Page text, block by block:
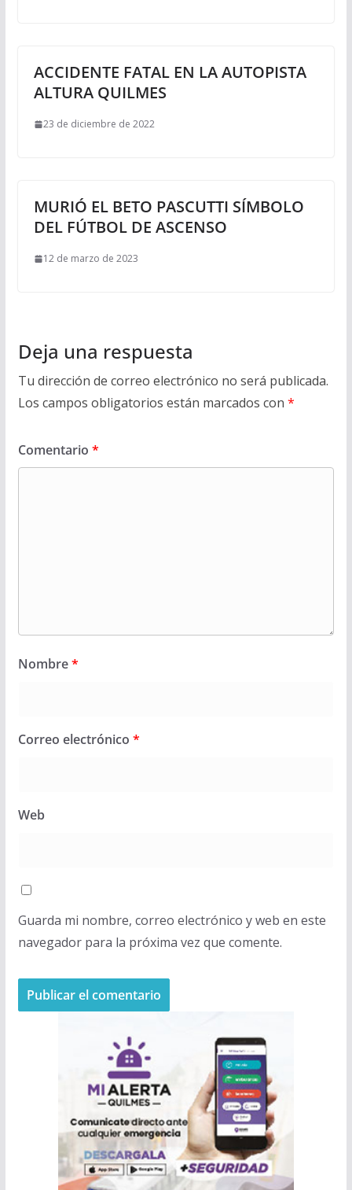
ACCIDENTE FATAL EN LA AUTOPISTA
ALTURA QUILMES
23 de diciembre de 2022
MURIÓ EL BETO PASCUTTI SÍMBOLO
DEL FÚTBOL DE ASCENSO
12 de marzo de 2023
Deja una respuesta
Tu dirección de correo electrónico no será publicada.
Los campos obligatorios están marcados con *
Comentario *
Nombre*
Correo electrónico *
Web
Guarda mi nombre, correo electrónico y web en este
navegador para la próxima vez que comente.